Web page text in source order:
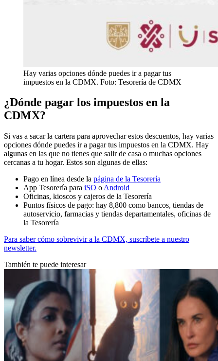
Hay varias opciones dónde puedes ir a pagar tus
impuestos en la CDMX. Foto: Tesorería de CDMX
¿Dónde pagar los impuestos en la
CDMX?
Si vas a sacar la cartera para aprovechar estos descuentos, hay varias
opciones dónde puedes ir a pagar tus impuestos en la CDMX. Hay
algunas en las que no tienes que salir de casa o muchas opciones
cercanas a tu hogar. Estos son algunas de ellas:
Pago en línea desde la página de la Tesorería
App Tesorería para iSO o Android
Oficinas, kioscos y cajeros de la Tesorería
Puntos físicos de pago: hay 8,800 como bancos, tiendas de
autoservicio, farmacias y tiendas departamentales, oficinas de
la Tesorería
Para saber cómo sobrevivir a la CDMX, suscríbete a nuestro
newsletter.
También te puede interesar